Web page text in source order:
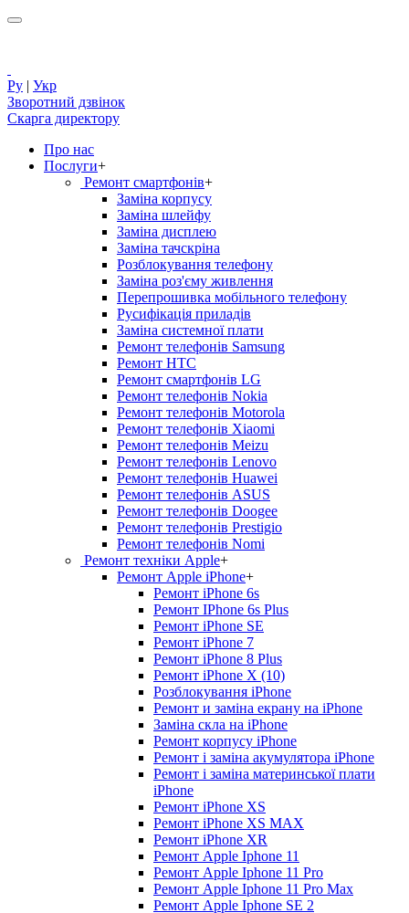
Ру | Укр
Зворотний дзвінок
Скарга директору
Про нас
Послуги+
Ремонт смартфонів+
Заміна корпусу
Заміна шлейфу
Заміна дисплею
Заміна тачскріна
Розблокування телефону
Заміна роз'єму живлення
Перепрошивка мобільного телефону
Русифікація приладів
Заміна системної плати
Ремонт телефонів Samsung
Ремонт HTC
Ремонт смартфонів LG
Ремонт телефонів Nokia
Ремонт телефонів Motorola
Ремонт телефонів Xiaomi
Ремонт телефонів Meizu
Ремонт телефонів Lenovo
Ремонт телефонів Huawei
Ремонт телефонів ASUS
Ремонт телефонів Doogee
Ремонт телефонів Prestigio
Ремонт телефонів Nomi
Ремонт техніки Apple+
Ремонт Apple iPhone+
Ремонт iPhone 6s
Ремонт IPhone 6s Plus
Ремонт iPhone SE
Ремонт iPhone 7
Ремонт iPhone 8 Plus
Ремонт iPhone X (10)
Розблокування iPhone
Ремонт и заміна екрану на iPhone
Заміна скла на iPhone
Ремонт корпусу iPhone
Ремонт і заміна акумулятора iPhone
Ремонт і заміна материнської плати
iPhone
Ремонт iPhone XS
Ремонт iPhone XS MAX
Ремонт iPhone XR
Ремонт Apple Iphone 11
Ремонт Apple Iphone 11 Pro
Ремонт Apple Iphone 11 Pro Max
Ремонт Apple Iphone SE 2